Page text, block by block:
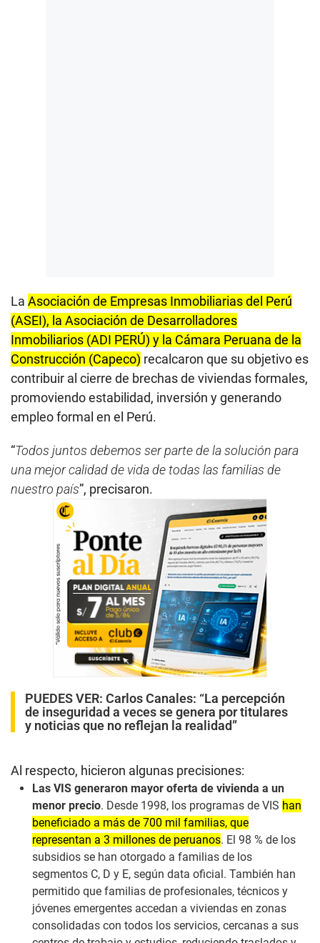
La Asociación de Empresas Inmobiliarias del Perú
(ASEI), la Asociación de Desarrolladores
Inmobiliarios (ADI PERÚ) y la Cámara Peruana de la
Construcción (Capeco) recalcaron que su objetivo es
contribuir al cierre de brechas de viviendas formales,
promoviendo estabilidad, inversión y generando
empleo formal en el Perú.
“Todos juntos debemos ser parte de la solución para
una mejor calidad de vida de todas las familias de
nuestro país”, precisaron.
PUEDES VER: Carlos Canales: “La percepción
de inseguridad a veces se genera por titulares
y noticias que no reflejan la realidad”
Al respecto, hicieron algunas precisiones:
Las VIS generaron mayor oferta de vivienda a un
menor precio. Desde 1998, los programas de VIS han
beneficiado a más de 700 mil familias, que
representan a 3 millones de peruanos. El 98 % de los
subsidios se han otorgado a familias de los
segmentos C, D y E, según data oficial. También han
permitido que familias de profesionales, técnicos y
jóvenes emergentes accedan a viviendas en zonas
consolidadas con todos los servicios, cercanas a sus